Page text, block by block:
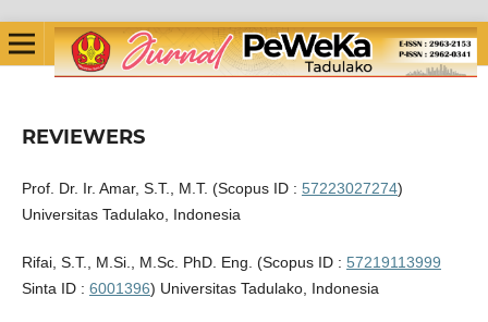
REVIEWERS
Prof. Dr. Ir. Amar, S.T., M.T. (Scopus ID : 57223027274)
Universitas Tadulako, Indonesia
Rifai, S.T., M.Si., M.Sc. PhD. Eng. (Scopus ID : 57219113999
Sinta ID : 6001396) Universitas Tadulako, Indonesia